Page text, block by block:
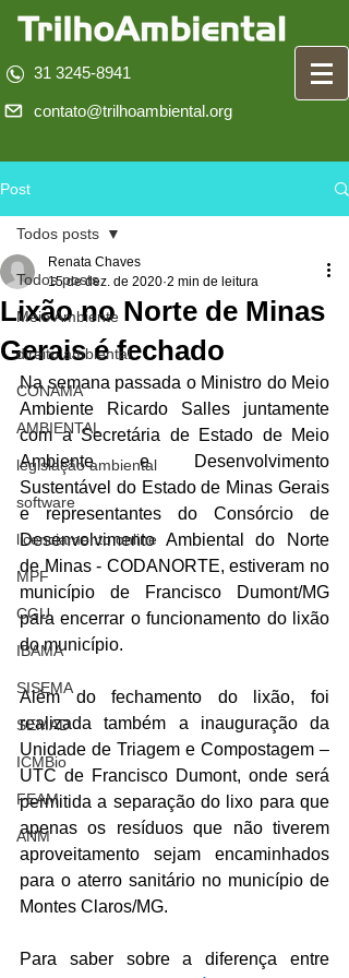
31 3245-8941
contato@trilhoambiental.org
Post
Todos posts
Meio Ambiente
direito ambiental
CONAMA
AMBIENTAL
legislação ambiental
software
licenciamento online
MPF
CGU
IBAMA
SISEMA
SEMAD
ICMBio
FEAM
ANM
Todos posts
Lixão no Norte de Minas
Gerais é fechado
Renata Chaves
15 de dez. de 2020 2 min de leitura
Na semana passada o Ministro do Meio
Ambiente Ricardo Salles juntamente
com a Secretária de Estado de Meio
Ambiente e Desenvolvimento
Sustentável do Estado de Minas Gerais
e representantes do Consórcio de
Desenvolvimento Ambiental do Norte
de Minas - CODANORTE, estiveram no
município de Francisco Dumont/MG
para encerrar o funcionamento do lixão
do município.
Além do fechamento do lixão, foi
realizada também a inauguração da
Unidade de Triagem e Compostagem –
UTC de Francisco Dumont, onde será
permitida a separação do lixo para que
apenas os resíduos que não tiverem
aproveitamento sejam encaminhados
para o aterro sanitário no município de
Montes Claros/MG.